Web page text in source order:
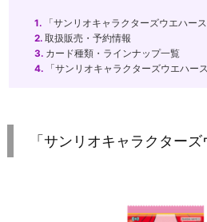
1.「サンリオキャラクターズウエハー
2.取扱販売・予約情報
3.カード種類・ラインナップ一覧
4.「サンリオキャラクターズウエハー
「サンリオキャラクター